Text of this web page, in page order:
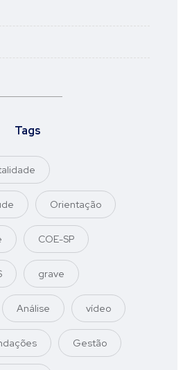
Tags
Orientação
COE-SP
grave
Análise vídeo
Gestão